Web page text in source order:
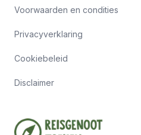
Voorwaarden en condities
Privacyverklaring
Cookiebeleid
Disclaimer